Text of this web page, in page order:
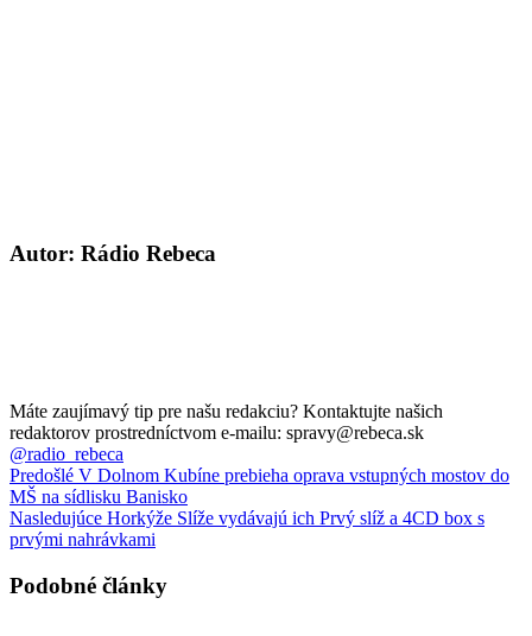
Autor: Rádio Rebeca
Máte zaujímavý tip pre našu redakciu? Kontaktujte našich
redaktorov prostredníctvom e-mailu: spravy@rebeca.sk
@radio_rebeca
Predošlé V Dolnom Kubíne prebieha oprava vstupných mostov do
MŠ na sídlisku Banisko
Nasledujúce Horkýže Slíže vydávajú ich Prvý slíž a 4CD box s
prvými nahrávkami
Podobné články